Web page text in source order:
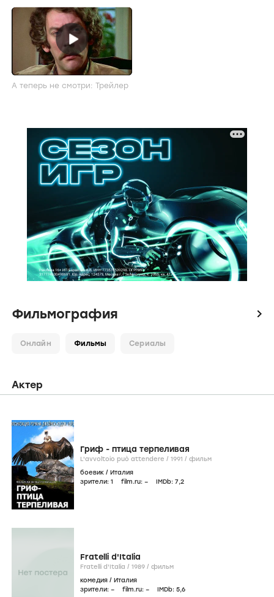
А теперь не смотри: Трейлер
Фильмография icon
Онлайн Фильмы Сериалы
Актер
Гриф - птица терпеливая
L'avvoltoio può attendere / 1991 / фильм
боевик / Италия
зрители: 1 film.ru: – IMDb: 7,2
Fratelli d'Italia
Fratelli d'Italia / 1989 / фильм
комедия / Италия
зрители: – film.ru: – IMDb: 5,6